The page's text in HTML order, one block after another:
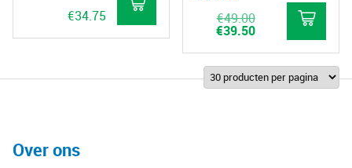
€34.75
Dit
heeft
€49.00Oorspronkelijke
prijs
€49.00.
€39.50Huidige
is:
€39.50.
Dit
Over ons